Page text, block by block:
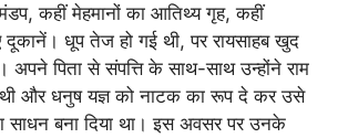
कहीं मेहमानों का आतिथ्य गृह, कहीं
दूकानें। धूप तेज हो गई थी, पर रायसाहब खुद
पिता से संपत्ति के साथ-साथ उन्होंने राम
थी और धनुष यज्ञ को नाटक का रूप दे कर उसे
साधन बना दिया था। इस अवसर पर उनके